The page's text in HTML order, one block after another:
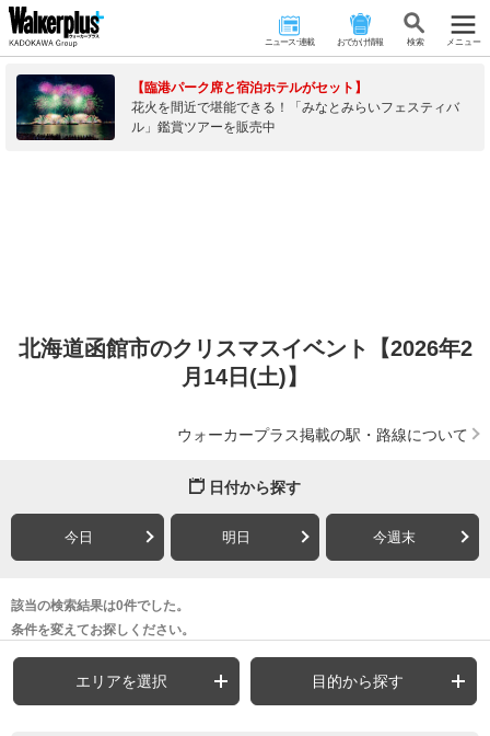
ニュース･連載 おでかけ情報 検 索 メニュー
【臨港パーク席と宿泊ホテルがセット】
花火を間近で堪能できる！「みなとみらいフェスティバ
ル」鑑賞ツアーを販売中
北海道函館市のクリスマスイベント【2026年2
月14日(土)】
ウォーカープラス掲載の駅・路線について
日付から探す
今日 明日 今週末
該当の検索結果は0件でした。
条件を変えてお探しください。
エリアを選択 目的から探す